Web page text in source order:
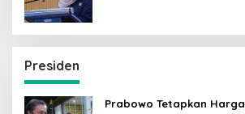
Presiden
Prabowo Tetapkan